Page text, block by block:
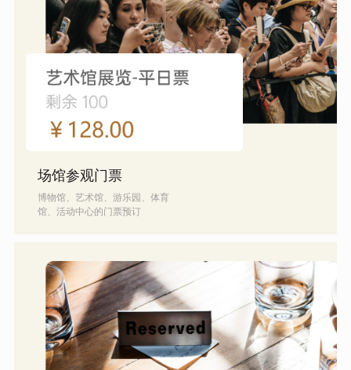
场馆参观门票
博物馆、艺术馆、游乐园、体育
馆、活动中心的门票预订